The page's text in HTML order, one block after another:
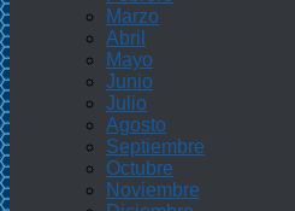
Marzo
Abril
Mayo
Junio
Julio
Agosto
Septiembre
Octubre
Noviembre